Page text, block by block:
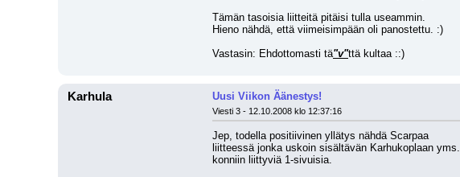
Tämän tasoisia liitteitä pitäisi tulla useammin.
Hieno nähdä, että viimeisimpään oli panostettu. :)
Vastasin: Ehdottomasti tä"v"ttä kultaa ::)
Karhula Uusi Viikon Äänestys!
Viesti 3 - 12.10.2008 klo 12:37:16
Jep, todella positiivinen yllätys nähdä Scarpaa
liitteessä jonka uskoin sisältävän Karhukoplaan yms.
konniin liittyviä 1-sivuisia.